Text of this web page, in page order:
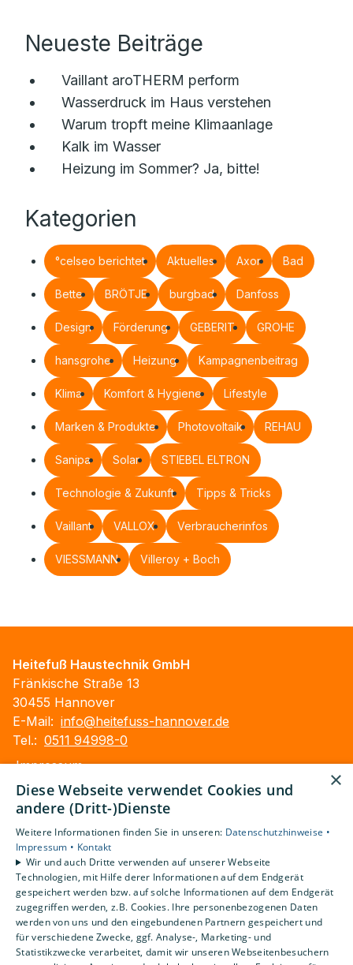
Neueste Beiträge
Vaillant aroTHERM perform
Wasserdruck im Haus verstehen
Warum tropft meine Klimaanlage
Kalk im Wasser
Heizung im Sommer? Ja, bitte!
Kategorien
°celseo berichtet Aktuelles Axor Bad
Bette BRÖTJE burgbad Danfoss
Design Förderung GEBERIT GROHE
hansgrohe Heizung Kampagnenbeitrag
Klima Komfort & Hygiene Lifestyle
Marken & Produkte Photovoltaik REHAU
Sanipa Solar STIEBEL ELTRON
Technologie & Zukunft Tipps & Tricks
Vaillant VALLOX Verbraucherinfos
VIESSMANN Villeroy + Boch
Heitefuß Haustechnik GmbH
Fränkische Straße 13
30455 Hannover
E-Mail: info@heitefuss-hannover.de
Tel.: 0511 94998-0
Impressum
Barrierefreiheitserklärung
Datenschutzerklärung
Unsere Bereiche
Privatkunden
Gewerbekunden
Karriere
Unternehmen
Kontakt
×
Diese Webseite verwendet Cookies und
andere (Dritt-)Dienste
Weitere Informationen finden Sie in unseren: Datenschutzhinweise •
Impressum • Kontakt
Wir und auch Dritte verwenden auf unserer Webseite
Technologien, mit Hilfe derer Informationen auf dem Endgerät
gespeichert werden bzw. auf solche Informationen auf dem Endgerät
zugegriffen werden, z.B. Cookies. Ihre personenbezogenen Daten
werden von uns und den eingebundenen Partnern gespeichert und
für verschiedene Zwecke, ggf. Analyse-, Marketing- und
Statistikzwecke verarbeitet, damit wir unseren Webseitenbesuchern